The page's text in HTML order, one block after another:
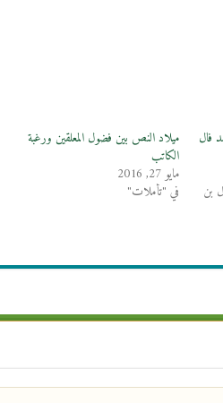
فال
بن
ميلاد النص بين فضول المعلقين ورغبة
الكاتب
مايو 27, 2016
في "تأملات"